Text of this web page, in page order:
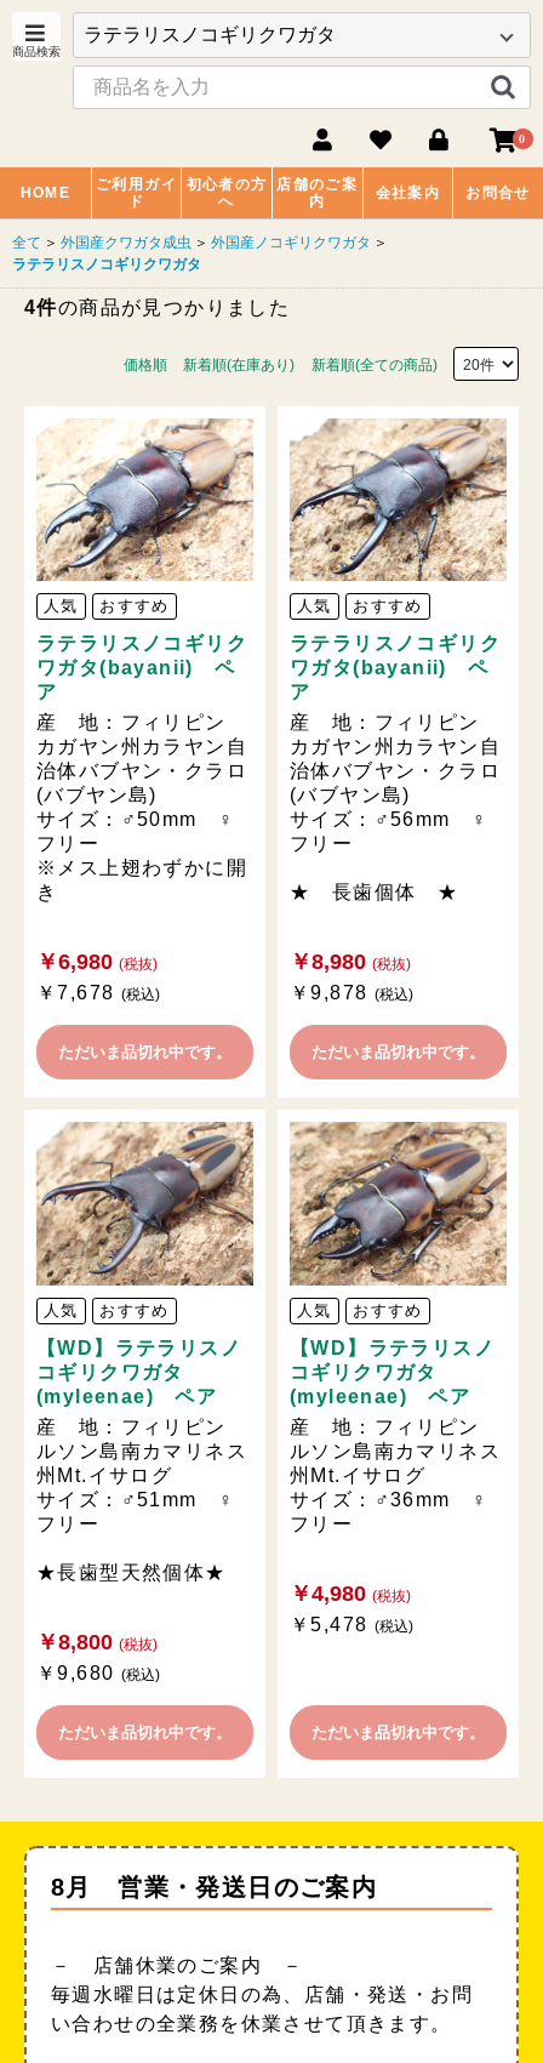
0
HOME
ご利用ガイ
ド
初心者の方
へ
店舗のご案
内
会社案内 お問合せ
全て ＞ 外国産クワガタ成虫 ＞ 外国産ノコギリクワガタ ＞
ラテラリスノコギリクワガタ
4件の商品が見つかりました
価格順 新着順(在庫あり) 新着順(全ての商品)
人気 おすすめ
ラテラリスノコギリク
ワガタ(bayanii) ペ
ア
産 地：フィリピン
カガヤン州カラヤン自
治体バブヤン・クラロ
(バブヤン島)
サイズ：♂50mm ♀
フリー
※メス上翅わずかに開
き
￥6,980 (税抜)
￥7,678 (税込)
ただいま品切れ中です。
人気 おすすめ
ラテラリスノコギリク
ワガタ(bayanii) ペ
ア
産 地：フィリピン
カガヤン州カラヤン自
治体バブヤン・クラロ
(バブヤン島)
サイズ：♂56mm ♀
フリー
★ 長歯個体 ★
￥8,980 (税抜)
￥9,878 (税込)
ただいま品切れ中です。
人気 おすすめ
【WD】ラテラリスノ
コギリクワガタ
(myleenae) ペア
産 地：フィリピン
ルソン島南カマリネス
州Mt.イサログ
サイズ：♂51mm ♀
フリー
★長歯型天然個体★
￥8,800 (税抜)
￥9,680 (税込)
ただいま品切れ中です。
人気 おすすめ
【WD】ラテラリスノ
コギリクワガタ
(myleenae) ペア
産 地：フィリピン
ルソン島南カマリネス
州Mt.イサログ
サイズ：♂36mm ♀
フリー
￥4,980 (税抜)
￥5,478 (税込)
ただいま品切れ中です。
8月 営業・発送日のご案内
－ 店舗休業のご案内 －
毎週水曜日は定休日の為、店舗・発送・お問
い合わせの全業務を休業させて頂きます。